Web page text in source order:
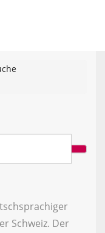
Schweiz. Der